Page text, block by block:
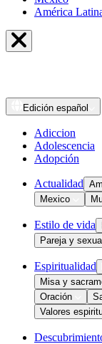
América
Edición español
Adiccion
Adolescencia
Adopción
Actualidad
Mexico
Estilo de vida
Pareja y
Espiritualidad
Misa y
Oración
Valores